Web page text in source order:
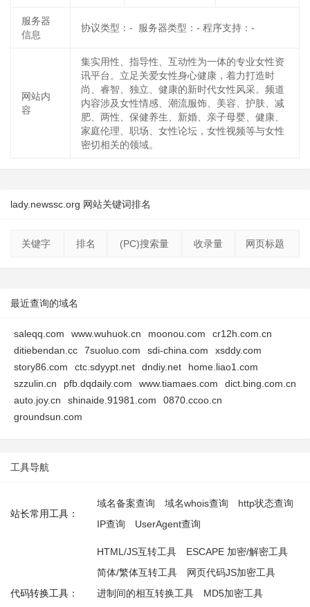
服务器
信息
协议类型：- 服务器类型：- 程序支持：-
网站内
容
集实用性、指导性、互动性为一体的专业女性资
讯平台。立足关爱女性身心健康，着力打造时
尚、睿智、独立、健康的新时代女性风采。频道
内容涉及女性情感、潮流服饰、美容、护肤、减
肥、两性、保健养生、新婚、亲子母婴、健康、
家庭伦理、职场、女性论坛，女性视频等与女性
密切相关的领域。
lady.newssc.org 网站关键词排名
关键字 排名 (PC)搜索量 收录量 网页标题
最近查询的域名
saleqq.com www.wuhuok.cn moonou.com
cr12h.com.cn
ditiebendan.cc
7suoluo.com sdi-china.com
xsddy.com
story86.com
ctc.sdyypt.net dndiy.net
home.liao1.com
szzulin.cn
pfb.dqdaily.com www.tiamaes.com
dict.bing.com.cn
auto.joy.cn
shinaide.91981.com
0870.ccoo.cn
groundsun.com
工具导航
站长常用工具：
域名备案查询 域名whois查询
http状态查询
IP查询
UserAgent查询
代码转换工具：
HTML/JS互转工具
ESCAPE 加密/解密工具
简体/繁体互转工具
网页代码JS加密工具
进制间的相互转换工具
MD5加密工具